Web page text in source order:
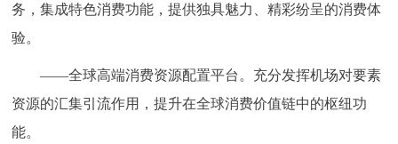
务，集成特色消费功能，提供独具魅力、精彩纷呈的消费体
验。
——全球高端消费资源配置平台。充分发挥机场对要素
资源的汇集引流作用，提升在全球消费价值链中的枢纽功
能。